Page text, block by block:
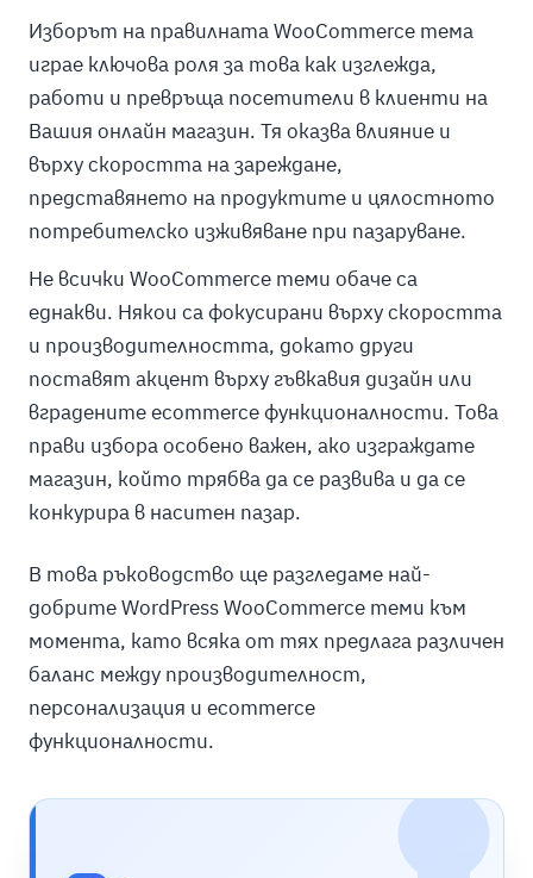
Изборът на правилната WooCommerce тема
играе ключова роля за това как изглежда,
работи и превръща посетители в клиенти на
Вашия онлайн магазин. Тя оказва влияние и
върху скоростта на зареждане,
представянето на продуктите и цялостното
потребителско изживяване при пазаруване.
Не всички WooCommerce теми обаче са
еднакви. Някои са фокусирани върху скоростта
и производителността, докато други
поставят акцент върху гъвкавия дизайн или
вградените ecommerce функционалности. Това
прави избора особено важен, ако изграждате
магазин, който трябва да се развива и да се
конкурира в наситен пазар.
В това ръководство ще разгледаме най-
добрите WordPress WooCommerce теми към
момента, като всяка от тях предлага различен
баланс между производителност,
персонализация и ecommerce
функционалности.